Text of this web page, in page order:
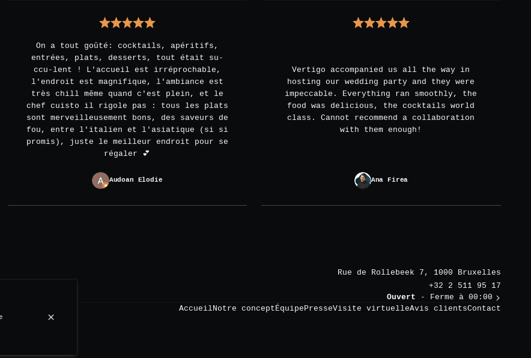
On a tout goûté: cocktails, apéritifs,
entrées, plats, desserts, tout était su-
ccu-lent ! L'accueil est irréprochable,
l'endroit est magnifique, l'ambiance est
très chill même quand c'est plein, et le
chef cuisto il rigole pas : tous les plats
sont merveilleusement bons, des saveurs de
fou, entre l'italien et l'asiatique (si si
promis), juste le meilleur endroit pour se
régaler 💕
Audoan Elodie
Vertigo accompanied us all the way in
hosting our wedding party and they were
impeccable. Everything ran smoothly, the
food was delicious, the cocktails world
class. Cannot recommend a collaboration
with them enough!
Ana Firea
Rue de Rollebeek 7, 1000 Bruxelles
+32 2 511 95 17
Ouvert - Ferme à 00:00
Accueil Notre concept Équipe PresseVisite virtuelleAvis clientsContact